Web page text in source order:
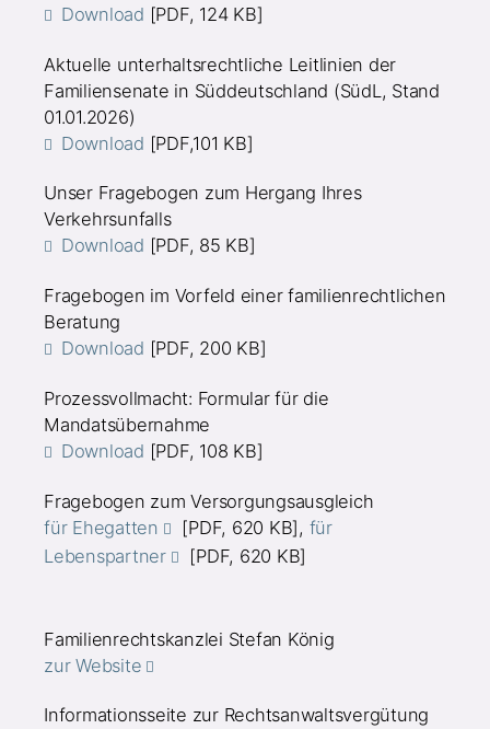
Download [PDF, 124 KB]
Aktuelle unterhaltsrechtliche Leitlinien der
Familiensenate in Süddeutschland (SüdL, Stand
01.01.2026)
Download [PDF,101 KB]
Unser Fragebogen zum Hergang Ihres
Verkehrsunfalls
Download [PDF, 85 KB]
Fragebogen im Vorfeld einer familienrechtlichen
Beratung
Download [PDF, 200 KB]
Prozessvollmacht: Formular für die
Mandatsübernahme
Download [PDF, 108 KB]
Fragebogen zum Versorgungsausgleich
für Ehegatten
[PDF, 620 KB], für
Lebenspartner
[PDF, 620 KB]
Familienrechtskanzlei Stefan König
zur Website
Informationsseite zur Rechtsanwaltsvergütung